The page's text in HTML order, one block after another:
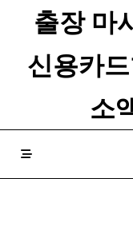
출장 마
신용카
소